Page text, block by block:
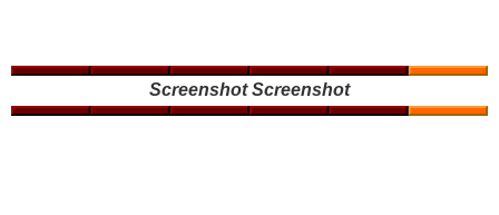
Screenshot Screenshot